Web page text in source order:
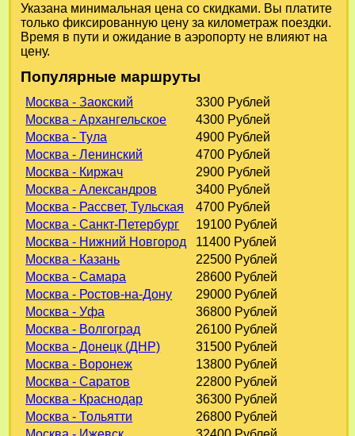
Указана минимальная цена со скидками. Вы платите
только фиксированную цену за километраж поездки.
Время в пути и ожидание в аэропорту не влияют на
цену.
Популярные маршруты
Москва - Заокский
3300 Рублей
Москва - Архангельское
4300 Рублей
Москва - Тула
4900 Рублей
Москва - Ленинский
4700 Рублей
Москва - Киржач
2900 Рублей
Москва - Александров
3400 Рублей
Москва - Рассвет, Тульская
4700 Рублей
Москва - Санкт-Петербург
19100 Рублей
Москва - Нижний Новгород
11400 Рублей
Москва - Казань
22500 Рублей
Москва - Самара
28600 Рублей
Москва - Ростов-на-Дону
29000 Рублей
Москва - Уфа
36800 Рублей
Москва - Волгоград
26100 Рублей
Москва - Донецк (ДНР)
31500 Рублей
Москва - Воронеж
13800 Рублей
Москва - Саратов
22800 Рублей
Москва - Краснодар
36300 Рублей
Москва - Тольятти
26800 Рублей